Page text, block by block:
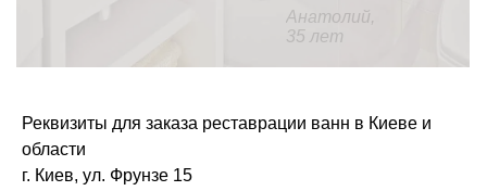
Реквизиты для заказа реставрации ванн в Киеве и
области
г. Киев, ул. Фрунзе 15